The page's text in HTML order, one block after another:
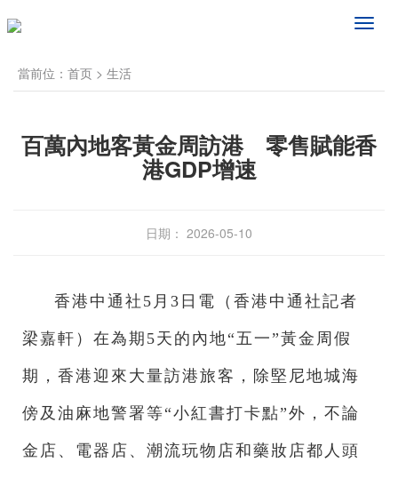
频
當前位： 首页 > 生活
百萬內地客黃金周訪港 零售賦能香
港GDP增速
日期： 2026-05-10
香港中通社5月3日電（ 香港中通社記者
梁嘉軒 ） 在為期5天的內地“五一”黃金周假
期，香港迎來大量訪港旅客，除堅尼地城海
傍及油麻地警署等“小紅書打卡點”外，不論
金店、電器店、潮流玩物店和藥妝店都人頭